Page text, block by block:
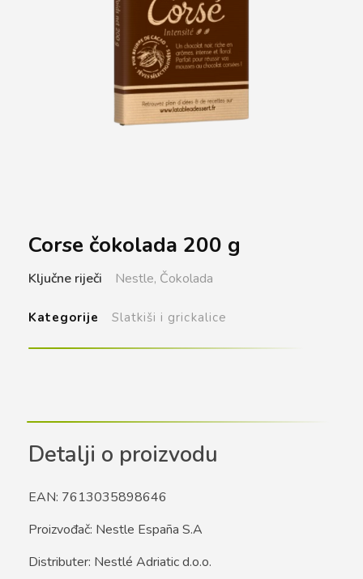
Corse čokolada 200 g
Ključne riječi Nestle, Čokolada
Kategorije Slatkiši i grickalice
Detalji o proizvodu
EAN: 7613035898646
Proizvođač: Nestle España S.A
Distributer: Nestlé Adriatic d.o.o.